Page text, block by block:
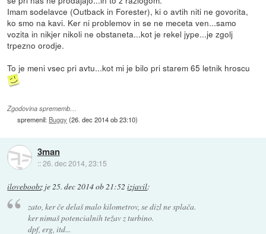
Imam sodelavce (Outback in Forester), ki o avtih niti ne govorita,
ko smo na kavi. Ker ni problemov in se ne meceta ven...samo
vozita in nikjer nikoli ne obstaneta...kot je rekel jype...je zgolj
trpezno orodje.
To je meni vsec pri avtu...kot mi je bilo pri starem 65 letnik hroscu
Zgodovina sprememb…
spremenil: Buggy (26. dec 2014 ob 23:10)
3man
::26. dec 2014, 23:15
iloveboobz je25. dec 2014 ob 21:52 izjavil:
zato, ker če delaš malo kilometrov, se dizl ne splača.
ker nimaš potencialnih težav z turbino.
dpf, erg, itd...